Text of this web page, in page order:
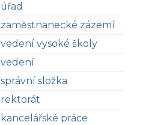
úřad
zamĕstnanecké zázemí
vedení vysoké školy
vedení
správní složka
rektorát
kancelářské práce